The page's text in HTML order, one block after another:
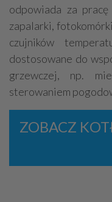
odpowiada za
zapalarki,
czujników
dostosowane do
grzewczej, np.
sterowaniem
ZOBACZ